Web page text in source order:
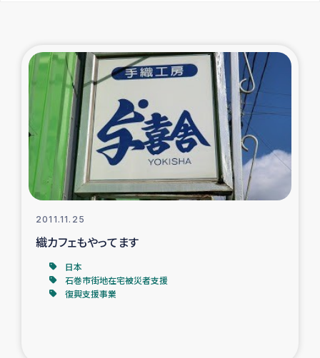
東ティモール豪雨緊急支援
大雨による洪水被災者支援
カカオ生産者支援事業
シリア国内避難民・帰還民の生活再建支援
トルコにおけるシリア難民支援事業
インドネシア中部 スラウェシの地震・津波被災者支援
スリランカ ムライティブ県帰還民の生活再建支援
2011.11.25
織カフェもやってます
日本
石巻市街地在宅被災者支援
復興支援事業